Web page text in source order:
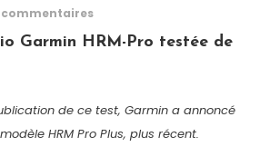
commentaires
Garmin HRM-Pro testée de
de ce test, Garmin a annoncé
HRM Pro Plus, plus récent.